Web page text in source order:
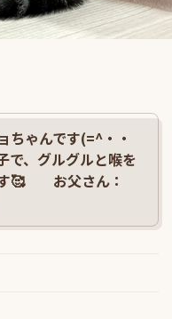
ちゃんです(=^・・
で、グルグルと喉を
す🥰 お父さん：